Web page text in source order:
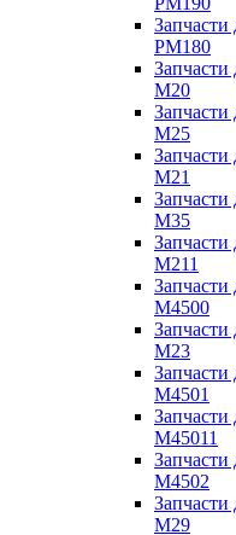
Запчасти
PM180
Запчасти
M20
Запчасти
M25
Запчасти
M21
Запчасти
M35
Запчасти
M211
Запчасти
M4500
Запчасти
M23
Запчасти
M4501
Запчасти
M45011
Запчасти
M4502
Запчасти
M29